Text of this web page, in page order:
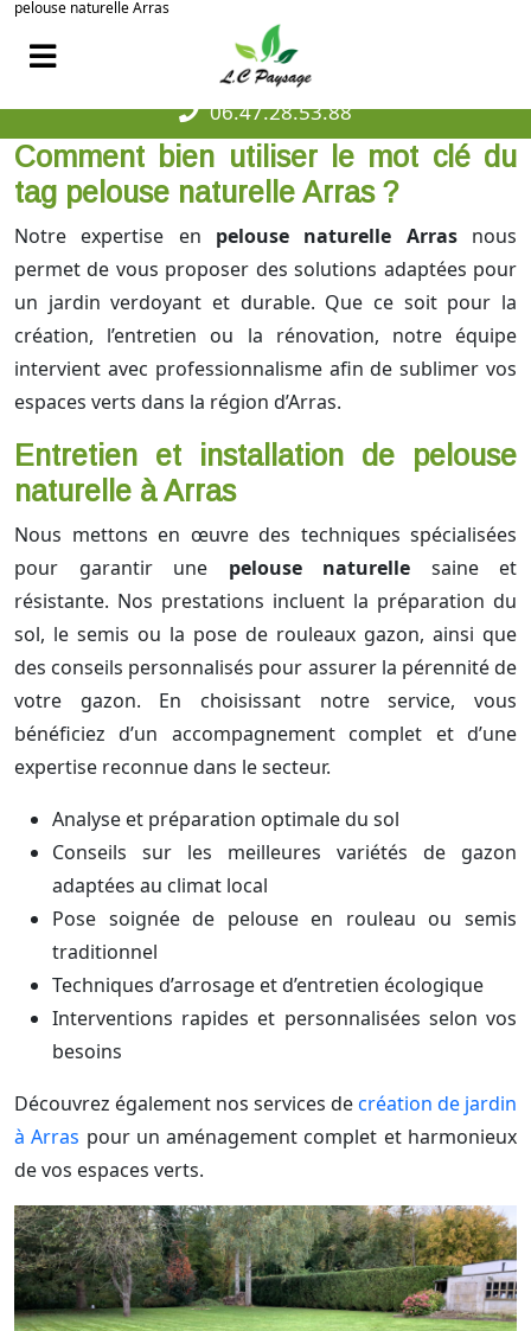
pelouse naturelle Arras
06.47.28.53.88
Comment bien utiliser le mot clé du
tag pelouse naturelle Arras ?
Notre expertise en pelouse naturelle Arrasnous
permet de vous proposer des solutions adaptées pour
un jardin verdoyant et durable. Que ce soit pour la
création, l’entretien ou la rénovation, notre équipe
intervient avec professionnalisme afin de sublimer vos
espaces verts dans la région d’Arras.
Entretien et installation de pelouse
naturelle à Arras
Nous mettons en œuvre des techniques spécialisées
pour garantir une pelouse naturelle saine et
résistante. Nos prestations incluent la préparation du
sol, le semis ou la pose de rouleaux gazon, ainsi que
des conseils personnalisés pour assurer la pérennité de
votre gazon. En choisissant notre service, vous
bénéficiez d’un accompagnement complet et d’une
expertise reconnue dans le secteur.
Analyse et préparation optimale du sol
Conseils sur les meilleures variétés de gazon
adaptées au climat local
Pose soignée de pelouse en rouleau ou semis
traditionnel
Techniques d’arrosage et d’entretien écologique
Interventions rapides et personnalisées selon vos
besoins
Découvrez également nos services decréation de jardin
à Arras pour un aménagement complet et harmonieux
de vos espaces verts.